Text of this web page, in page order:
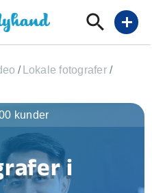
add
/ Lokale fotografer /
i
kunder